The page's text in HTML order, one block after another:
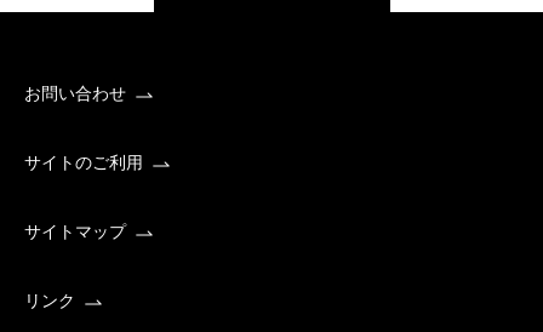
お問い合わせ
サイトのご利用
サイトマップ
リンク